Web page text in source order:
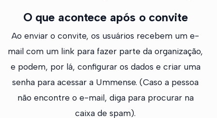
O que acontece após o convite
Ao enviar o convite, os usuários recebem um e-
mail com um link para fazer parte da organização,
e podem, por lá, configurar os dados e criar uma
senha para acessar a Ummense. (Caso a pessoa
não encontre o e-mail, diga para procurar na
caixa de spam).